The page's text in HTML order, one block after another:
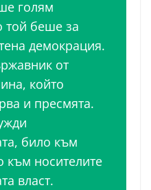
голям
той беше за
демокрация.
от
който
и пресмята.
било към
към носителите
власт.